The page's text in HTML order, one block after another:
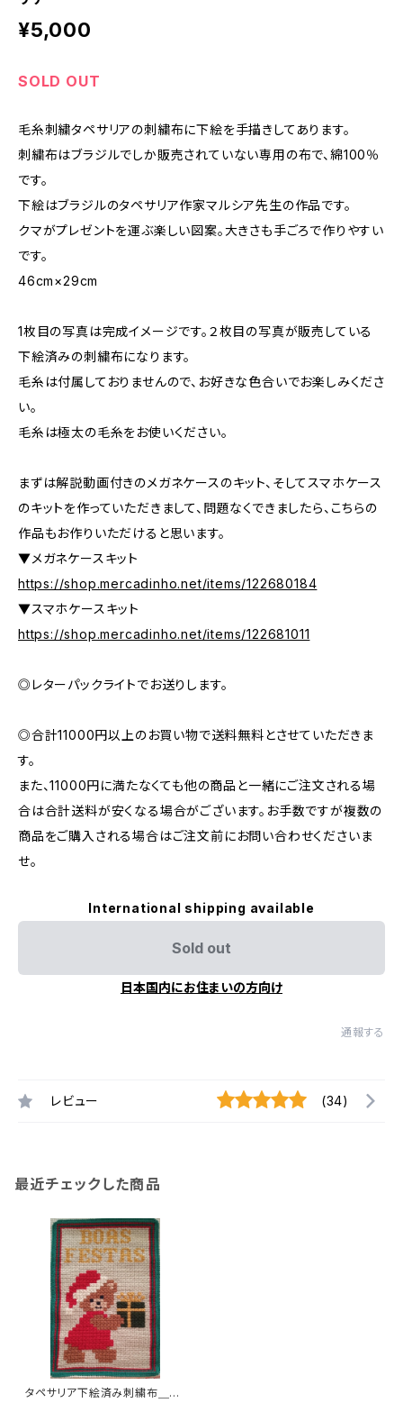
¥5,000
SOLD OUT
毛糸刺繍タペサリアの刺繍布に下絵を手描きしてあります。
刺繍布はブラジルでしか販売されていない専用の布で、綿100％
です。
下絵はブラジルのタペサリア作家マルシア先生の作品です。
クマがプレゼントを運ぶ楽しい図案。大きさも手ごろで作りやすい
です。
46cm×29cm
1枚目の写真は完成イメージです。２枚目の写真が販売している
下絵済みの刺繍布になります。
毛糸は付属しておりませんので、お好きな色合いでお楽しみくださ
い。
毛糸は極太の毛糸をお使いください。
まずは解説動画付きのメガネケースのキット、そしてスマホケース
のキットを作っていただきまして、問題なくできましたら、こちらの
作品もお作りいただけると思います。
▼メガネケースキット
https://shop.mercadinho.net/items/122680184
▼スマホケースキット
https://shop.mercadinho.net/items/122681011
◎レターパックライトでお送りします。
◎合計11000円以上のお買い物で送料無料とさせていただきま
す。
また、11000円に満たなくても他の商品と一緒にご注文される場
合は合計送料が安くなる場合がございます。お手数ですが複数の
商品をご購入される場合はご注文前にお問い合わせくださいま
せ。
International shipping available
Sold out
日本国内にお住まいの方向け
通報する
レビュー (34)
最近チェックした商品
タペサリア下絵済み刺繍布＿Bo